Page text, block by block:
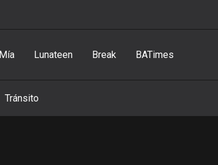
Mía Lunateen Break BATimes
Tránsito